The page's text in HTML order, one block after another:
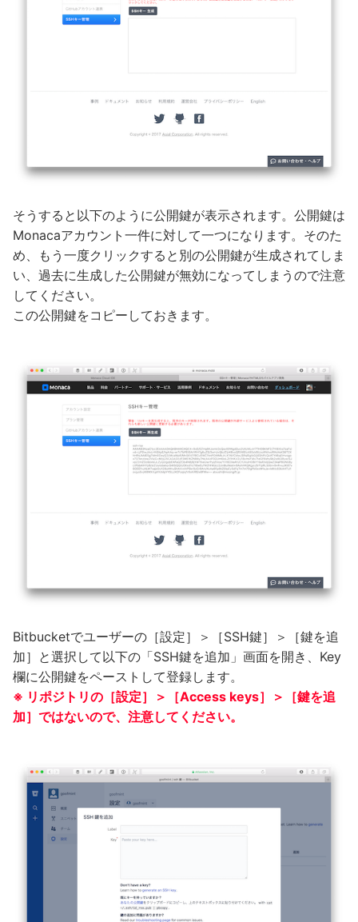
そうすると以下のように公開鍵が表示されます。公開鍵は
Monacaアカウント一件に対して一つになります。そのた
め、もう一度クリックすると別の公開鍵が生成されてしま
い、過去に生成した公開鍵が無効になってしまうので注意
してください。
この公開鍵をコピーしておきます。
Bitbucketでユーザーの［設定］＞［SSH鍵］＞［鍵を追
加］と選択して以下の「SSH鍵を追加」画面を開き、Key
欄に公開鍵をペーストして登録します。
※ リポジトリの［設定］＞［Access keys］＞［鍵を追
加］ではないので、注意してください。